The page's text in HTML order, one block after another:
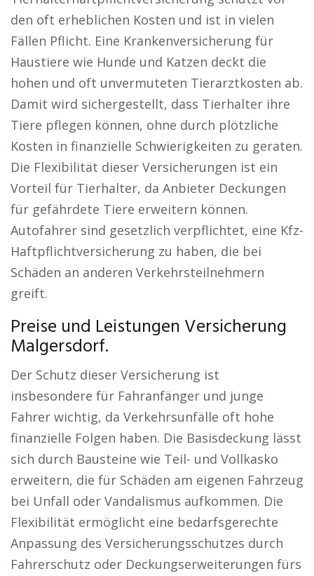
den oft erheblichen Kosten und ist in vielen
Fällen Pflicht. Eine Krankenversicherung für
Haustiere wie Hunde und Katzen deckt die
hohen und oft unvermuteten Tierarztkosten ab.
Damit wird sichergestellt, dass Tierhalter ihre
Tiere pflegen können, ohne durch plötzliche
Kosten in finanzielle Schwierigkeiten zu geraten.
Die Flexibilität dieser Versicherungen ist ein
Vorteil für Tierhalter, da Anbieter Deckungen
für gefährdete Tiere erweitern können.
Autofahrer sind gesetzlich verpflichtet, eine Kfz-
Haftpflichtversicherung zu haben, die bei
Schäden an anderen Verkehrsteilnehmern
greift.
Preise und Leistungen Versicherung
Malgersdorf.
Der Schutz dieser Versicherung ist
insbesondere für Fahranfänger und junge
Fahrer wichtig, da Verkehrsunfälle oft hohe
finanzielle Folgen haben. Die Basisdeckung lässt
sich durch Bausteine wie Teil- und Vollkasko
erweitern, die für Schäden am eigenen Fahrzeug
bei Unfall oder Vandalismus aufkommen. Die
Flexibilität ermöglicht eine bedarfsgerechte
Anpassung des Versicherungsschutzes durch
Fahrerschutz oder Deckungserweiterungen fürs